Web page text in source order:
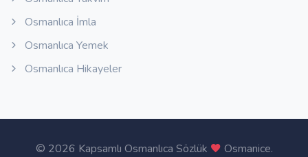
Osmanlıca İmla
Osmanlıca Yemek
Osmanlıca Hikayeler
© 2026 Kapsamlı Osmanlıca Sözlük Osmanice.